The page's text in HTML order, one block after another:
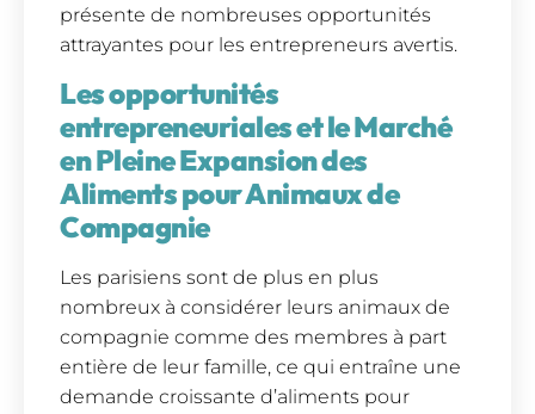
présente de nombreuses opportunités
attrayantes pour les entrepreneurs avertis.
Les opportunités
entrepreneuriales et le Marché
en Pleine Expansion des
Aliments pour Animaux de
Compagnie
Les parisiens sont de plus en plus
nombreux à considérer leurs animaux de
compagnie comme des membres à part
entière de leur famille, ce qui entraîne une
demande croissante d’aliments pour